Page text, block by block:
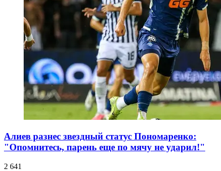
Алиев разнес звездный статус Пономаренко:
"Опомнитесь, парень еще по мячу не ударил!"
2 641